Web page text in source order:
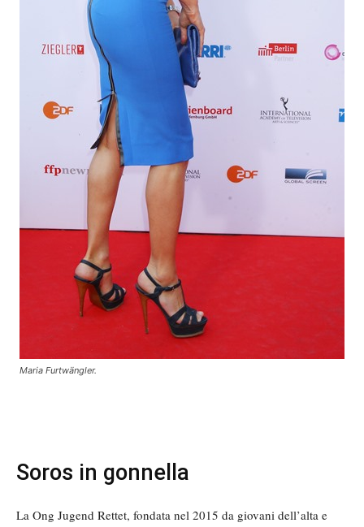
Maria Furtwängler.
Soros in gonnella
La Ong Jugend Rettet, fondata nel 2015 da giovani dell’alta e